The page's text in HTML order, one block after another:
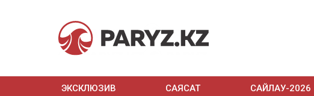
ЭКСКЛЮЗИВ САЯСАТ САЙЛАУ-2026